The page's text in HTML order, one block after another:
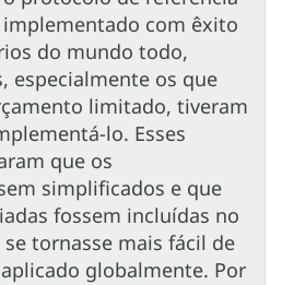
implementado com êxito
do mundo todo,
especialmente os que
limitado, tiveram
lo. Esses
que os
simplificados e que
fossem incluídas no
tornasse mais fácil de
globalmente. Por